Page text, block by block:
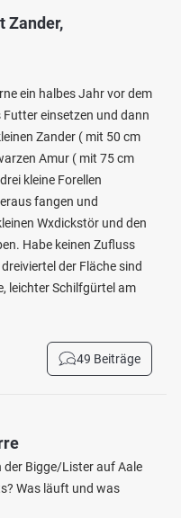
Zander,
ein halbes Jahr vor dem
einsetzen und dann
Zander ( mit 50 cm
Amur ( mit 75 cm
kleine Forellen
fangen und
Wxdickstör und den
Habe keinen Zufluss
der Fläche sind
leichter Schilfgürtel am
49 Beiträge
Bigge/Lister auf Aale
Was läuft und was